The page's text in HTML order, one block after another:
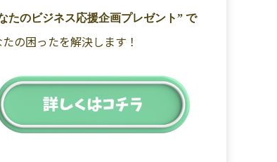
たのビジネス応援企画プレゼント” で
たの困ったを解決します！